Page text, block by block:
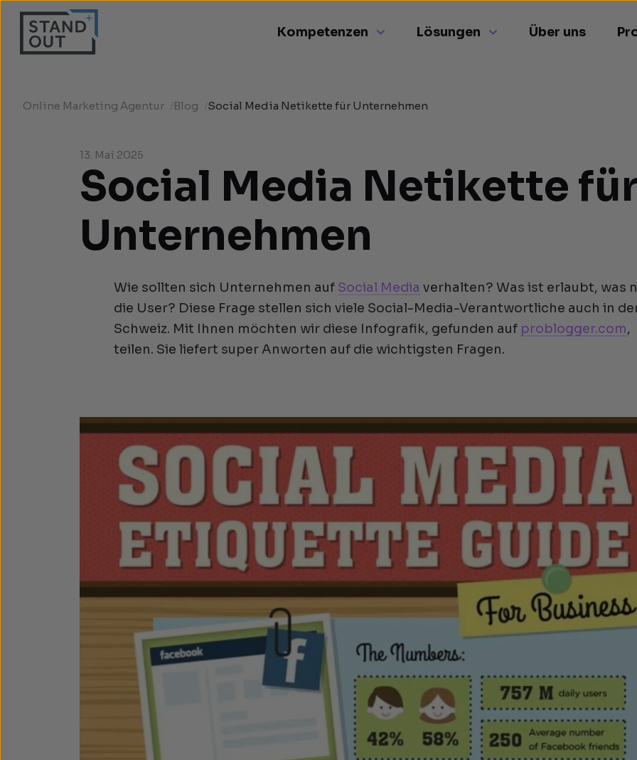
Kompetenzen Lösungen Über uns
Online Marketing Agentur Blog Social Media Netikette für Unternehmen
13. Mai 2025
Social Media Netikette
Unternehmen
Wie sollten sich Unternehmen auf Social Media verhalten? Was ist erlaubt, was
die User? Diese Frage stellen sich viele Social-Media-Verantwortliche auch in
Schweiz. Mit Ihnen möchten wir diese Infografik, gefunden auf problogger.com,
teilen. Sie liefert super Anworten auf die wichtigsten Fragen.